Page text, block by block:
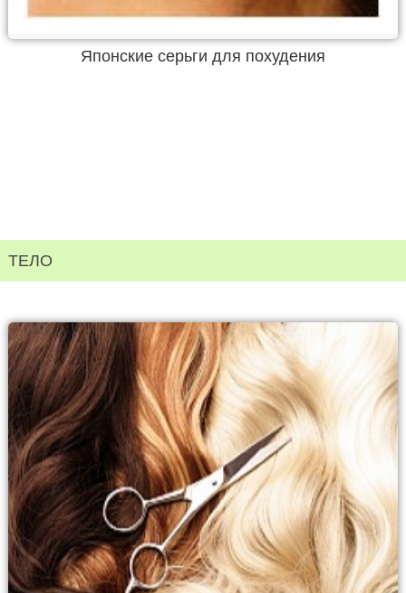
Японские серьги для похудения
ТЕЛО